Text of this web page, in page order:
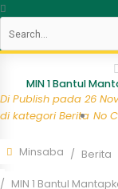
Skip
content
MIN 1 Bantul
Di Publish pada 26
di kategori Berita No
Minsaba Berita
MIN 1 Bantul